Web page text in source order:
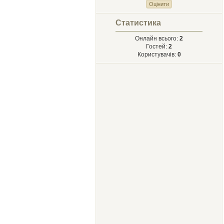
Статистика
Онлайн всього: 2
Гостей: 2
Користувачів: 0